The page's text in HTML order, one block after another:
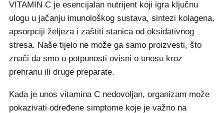
VITAMIN C je esencijalan nutrijent koji igra ključnu
ulogu u jačanju imunološkog sustava, sintezi kolagena,
apsorpciji željeza i zaštiti stanica od oksidativnog
stresa. Naše tijelo ne može ga samo proizvesti, što
znači da smo u potpunosti ovisni o unosu kroz
prehranu ili druge preparate.
Kada je unos vitamina C nedovoljan, organizam može
pokazivati određene simptome koje je važno na